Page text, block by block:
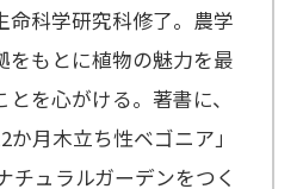
命科学研究科修了。農学
をもとに植物の魅力を最
を心がける。著書に、
か月木立ち性ベゴニア」
チュラルガーデンをつく